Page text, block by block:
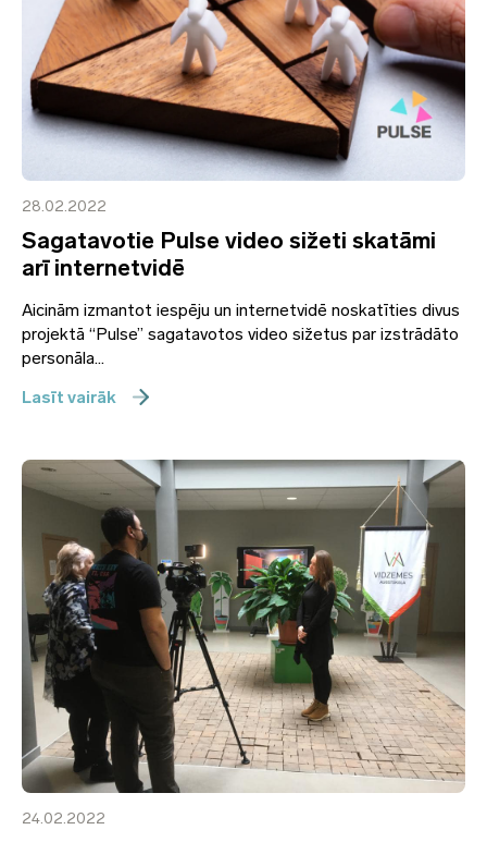
28.02.2022
Sagatavotie Pulse video sižeti skatāmi
arī internetvidē
Aicinām izmantot iespēju un internetvidē noskatīties divus
projektā “Pulse” sagatavotos video sižetus par izstrādāto
personāla...
Lasīt vairāk
24.02.2022